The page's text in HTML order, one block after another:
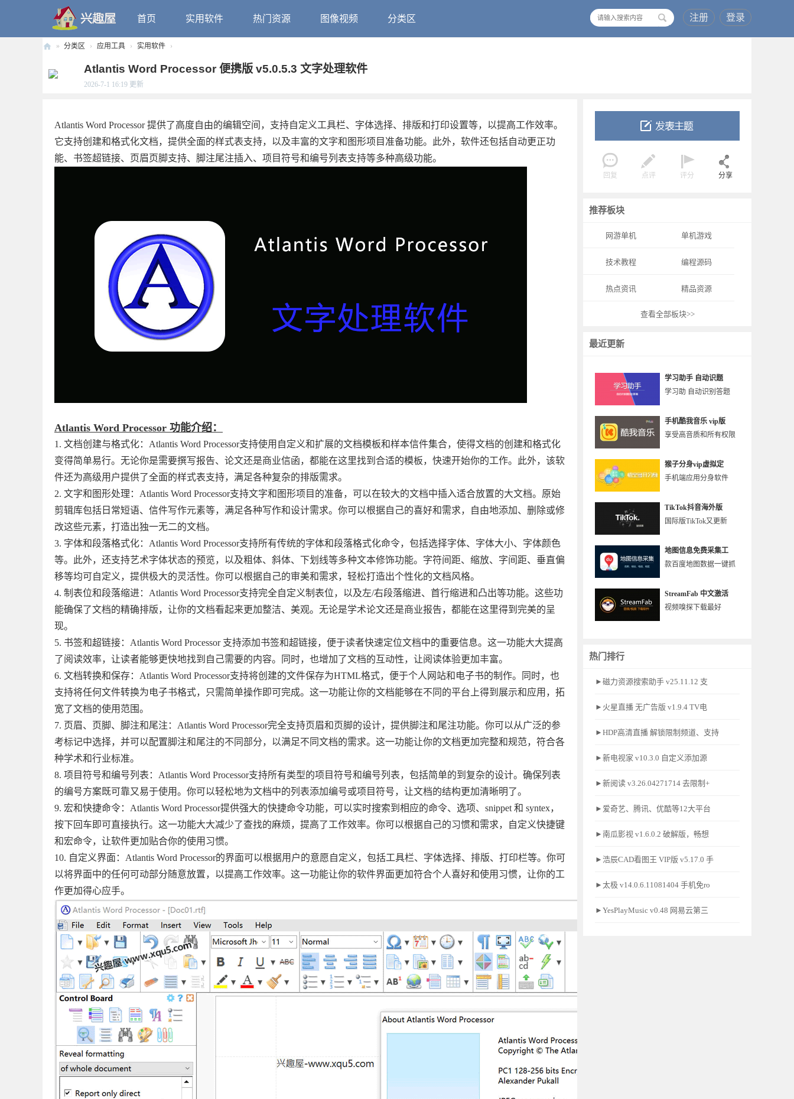
首页 实用软件 热门资源 图像视频 分类区 注册 登录
趣
» 分类区 › 应用工具 › 实用软件 ›
Atlantis Word Processor 便携版 v5.0.5.3 文字处理软件
2026-7-1 16:19 更新
回复 点评 评分 分享
推荐板块
网游单机 单机游戏
技术教程 编程源码
热点资讯 精品资源
查看全部板块>>
最近更新
学习助手 自动识题
学习助 自动识别答题
手机酷我音乐 vip版
享受高音质和所有权限
猴子分身vip虚拟定
手机端应用分身软件
TikTok抖音海外版
国际版TikTok又更新
地图信息免费采集工
款百度地图数据一键抓
StreamFab 中文激活
视频嗅探下载最好
热门排行
►磁力资源搜索助手 v25.11.12 支
►火星直播 无广告版 v1.9.4 TV电
►HDP高清直播 解锁限制频道、支持
►新电视家 v10.3.0 自定义添加源
►新阅读 v3.26.04271714 去限制+
►爱奇艺、腾讯、优酷等12大平台
►南瓜影视 v1.6.0.2 破解版，畅想
►浩辰CAD看图王 VIP版 v5.17.0 手
►太极 v14.0.6.11081404 手机免ro
►YesPlayMusic v0.48 网易云第三
Atlantis Word Processor 提供了高度自由的编辑空间，支持自定义工具栏、字体选择、排版和打印设置等，以提高工作效率。
它支持创建和格式化文档，提供全面的样式表支持，以及丰富的文字和图形项目准备功能。此外，软件还包括自动更正功
能、书签超链接、页眉页脚支持、脚注尾注插入、项目符号和编号列表支持等多种高级功能。
Atlantis Word Processor 功能介绍：
1. 文档创建与格式化：Atlantis Word Processor支持使用自定义和扩展的文档模板和样本信件集合，使得文档的创建和格式化
变得简单易行。无论你是需要撰写报告、论文还是商业信函，都能在这里找到合适的模板，快速开始你的工作。此外，该软
件还为高级用户提供了全面的样式表支持，满足各种复杂的排版需求。
2. 文字和图形处理：Atlantis Word Processor支持文字和图形项目的准备，可以在较大的文档中插入适合放置的大文档。原始
剪辑库包括日常短语、信件写作元素等，满足各种写作和设计需求。你可以根据自己的喜好和需求，自由地添加、删除或修
改这些元素，打造出独一无二的文档。
3. 字体和段落格式化：Atlantis Word Processor支持所有传统的字体和段落格式化命令，包括选择字体、字体大小、字体颜色
等。此外，还支持艺术字体状态的预览，以及粗体、斜体、下划线等多种文本修饰功能。字符间距、缩放、字间距、垂直偏
移等均可自定义，提供极大的灵活性。你可以根据自己的审美和需求，轻松打造出个性化的文档风格。
4. 制表位和段落缩进：Atlantis Word Processor支持完全自定义制表位，以及左/右段落缩进、首行缩进和凸出等功能。这些功
能确保了文档的精确排版，让你的文档看起来更加整洁、美观。无论是学术论文还是商业报告，都能在这里得到完美的呈
现。
5. 书签和超链接：Atlantis Word Processor 支持添加书签和超链接，便于读者快速定位文档中的重要信息。这一功能大大提高
了阅读效率，让读者能够更快地找到自己需要的内容。同时，也增加了文档的互动性，让阅读体验更加丰富。
6. 文档转换和保存：Atlantis Word Processor支持将创建的文件保存为HTML格式，便于个人网站和电子书的制作。同时，也
支持将任何文件转换为电子书格式，只需简单操作即可完成。这一功能让你的文档能够在不同的平台上得到展示和应用，拓
宽了文档的使用范围。
7. 页眉、页脚、脚注和尾注：Atlantis Word Processor完全支持页眉和页脚的设计，提供脚注和尾注功能。你可以从广泛的参
考标记中选择，并可以配置脚注和尾注的不同部分，以满足不同文档的需求。这一功能让你的文档更加完整和规范，符合各
种学术和行业标准。
8. 项目符号和编号列表：Atlantis Word Processor支持所有类型的项目符号和编号列表，包括简单的到复杂的设计。确保列表
的编号方案既可靠又易于使用。你可以轻松地为文档中的列表添加编号或项目符号，让文档的结构更加清晰明了。
9. 宏和快捷命令：Atlantis Word Processor提供强大的快捷命令功能，可以实时搜索到相应的命令、选项、snippet 和 syntex，
按下回车即可直接执行。这一功能大大减少了查找的麻烦，提高了工作效率。你可以根据自己的习惯和需求，自定义快捷键
和宏命令，让软件更加贴合你的使用习惯。
10. 自定义界面：Atlantis Word Processor的界面可以根据用户的意愿自定义，包括工具栏、字体选择、排版、打印栏等。你可
以将界面中的任何可动部分随意放置，以提高工作效率。这一功能让你的软件界面更加符合个人喜好和使用习惯，让你的工
作更加得心应手。